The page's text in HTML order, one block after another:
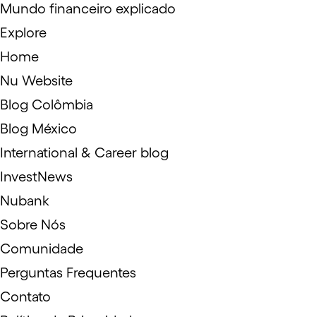
Mundo financeiro explicado
Explore
Home
Nu Website
Blog Colômbia
Blog México
International & Career blog
InvestNews
Nubank
Sobre Nós
Comunidade
Perguntas Frequentes
Contato